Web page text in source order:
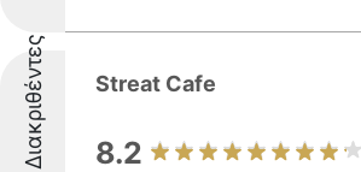
Διακριθέντες Streat Cafe
8.2